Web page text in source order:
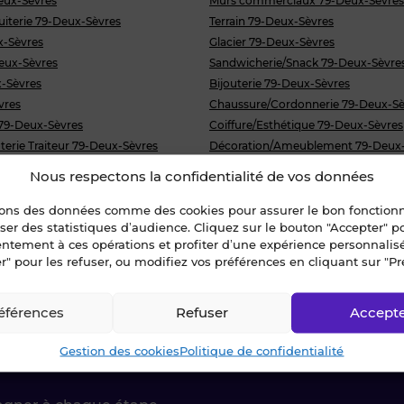
Nous respectons la confidentialité de vos données
des données comme des cookies pour assurer le bon
des statistiques d’audience. Cliquez sur le bouton "Accepter"
à ces opérations et profiter d’une expérience
pour les refuser, ou modifiez vos préférences en cliquant sur
Refuser
Gestion des cookiesPolitique de confidentialité
79-Deux-Sèvres
Sèvres
Sèvres
Sèvres
Deux-Sèvres
Traiteur 79-Deux-Sèvres
79-Deux-Sèvres
Sèvres
Deux-Sèvres
porte 79-Deux-Sèvres
Terrain 79-Deux-Sèvres
Glacier 79-Deux-Sèvres
Sandwicherie/Snack 79-Deux-
Bijouterie 79-Deux-Sèvres
Chaussure/Cordonnerie 79-Deux-
Coiffure/Esthétique 79-Deux-Sèvres
Décoration/Ameublement 79-
Parfumerie 79-Deux-Sèvres
Pressing 79-Deux-Sèvres
nous !